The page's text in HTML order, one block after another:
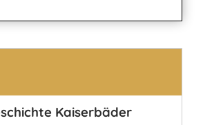
Kaiserbäder